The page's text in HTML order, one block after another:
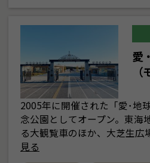
愛
2005年に開催された「愛･地
念公園としてオープン。東海
る大観覧車のほか、大芝生
見る